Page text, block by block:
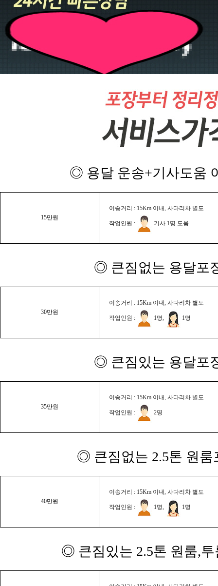
◎ 용달 운송+기사도움
15만원
이송거리 : 15Km 이내, 사다리차 별도
작업인원 : 기사 1명 도움
◎ 큰짐없는 용달포
30만원
이송거리 : 15Km 이내, 사다리차 별도
작업인원 : 1명, 1명
◎ 큰짐있는 용달포
35만원
이송거리 : 15Km 이내, 사다리차 별도
작업인원 : 2명
◎ 큰짐없는 2.5톤 원룸
40만원
이송거리 : 15Km 이내, 사다리차 별도
작업인원 : 1명, 1명
◎ 큰짐있는 2.5톤 원룸,